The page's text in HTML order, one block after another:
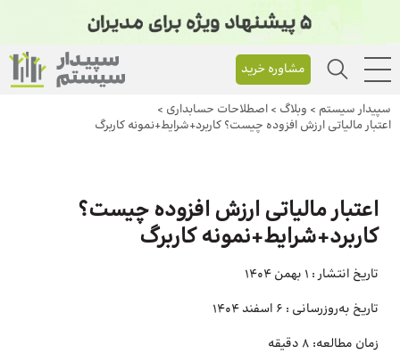
مشاوره خرید
سپیدار سیستم > وبلاگ > اصطلاحات حسابداری >
اعتبار مالیاتی ارزش افزوده چیست؟ کاربرد+شرایط+نمونه کاربرگ
اعتبار مالیاتی ارزش افزوده چیست؟
کاربرد+شرایط+نمونه کاربرگ
تاریخ انتشار : 1 بهمن 1404
تاریخ به‌روزرسانی : 6 اسفند 1404
زمان مطالعه: 8 دقیقه